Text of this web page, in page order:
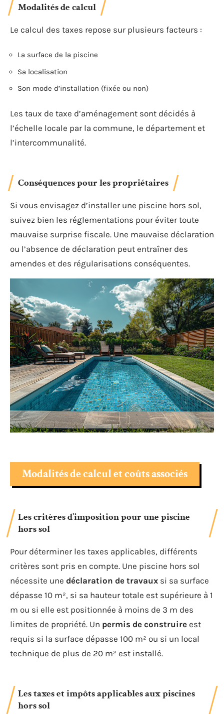
Modalités de calcul
Le calcul des taxes repose sur plusieurs facteurs :
La surface de la piscine
Sa localisation
Son mode d’installation (fixée ou non)
Les taux de taxe d’aménagement sont décidés à
l’échelle locale par la commune, le département et
l’intercommunalité.
Conséquences pour les propriétaires
Si vous envisagez d’installer une piscine hors sol,
suivez bien les réglementations pour éviter toute
mauvaise surprise fiscale. Une mauvaise déclaration
ou l’absence de déclaration peut entraîner des
amendes et des régularisations conséquentes.
Modalités de calcul et coûts associés
Les critères d’imposition pour une piscine
hors sol
Pour déterminer les taxes applicables, différents
critères sont pris en compte. Une piscine hors sol
nécessite une déclaration de travaux si sa surface
dépasse 10 m², si sa hauteur totale est supérieure à 1
m ou si elle est positionnée à moins de 3 m des
limites de propriété. Un permis de construire est
requis si la surface dépasse 100 m² ou si un local
technique de plus de 20 m² est installé.
Les taxes et impôts applicables aux piscines
hors sol